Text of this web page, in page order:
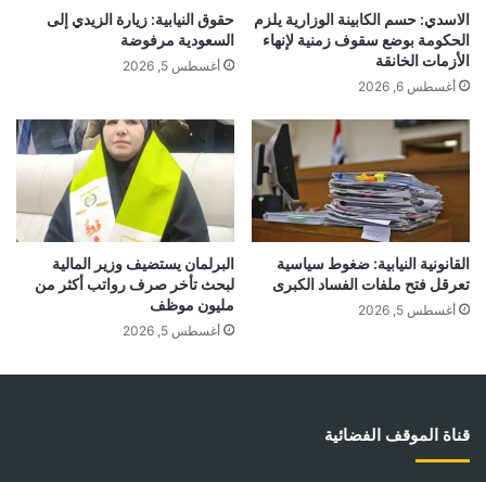
الاسدي: حسم الكابينة الوزارية يلزم
الحكومة بوضع سقوف زمنية لإنهاء
الأزمات الخانقة
أغسطس 6, 2026
حقوق النيابية: زيارة الزيدي إلى
السعودية مرفوضة
أغسطس 5, 2026
القانونية النيابية: ضغوط سياسية
تعرقل فتح ملفات الفساد الكبرى
أغسطس 5, 2026
البرلمان يستضيف وزير المالية
لبحث تأخر صرف رواتب أكثر من
مليون موظف
أغسطس 5, 2026
قناة الموقف الفضائية